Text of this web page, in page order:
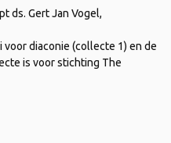
ds. Gert Jan Vogel,
diaconie (collecte 1) en de
is voor stichting The